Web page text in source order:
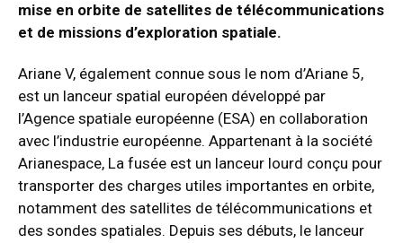
mise en orbite de satellites de télécommunications
et de missions d’exploration spatiale.
Ariane V, également connue sous le nom d’Ariane 5,
est un lanceur spatial européen développé par
l’Agence spatiale européenne (ESA) en collaboration
avec l’industrie européenne. Appartenant à la société
Arianespace, La fusée est un lanceur lourd conçu pour
transporter des charges utiles importantes en orbite,
notamment des satellites de télécommunications et
des sondes spatiales. Depuis ses débuts, le lanceur